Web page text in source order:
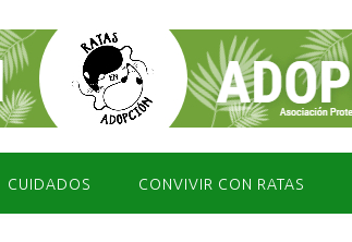
CUIDADOS CONVIVIR CON RATAS